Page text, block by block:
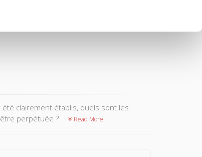
clairement établis, quels sont les
perpétuée ?
Read More